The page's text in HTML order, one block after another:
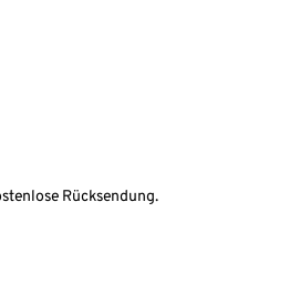
Rücksendung.